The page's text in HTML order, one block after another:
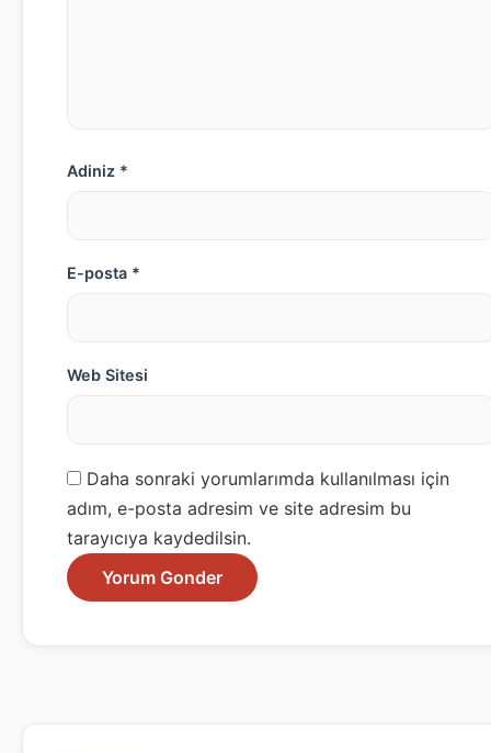
Adiniz *
E-posta *
Web Sitesi
Daha sonraki yorumlarımda kullanılması için
adım, e-posta adresim ve site adresim bu
tarayıcıya kaydedilsin.